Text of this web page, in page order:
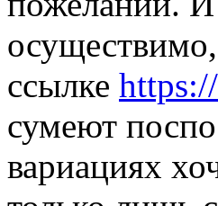
ссылке
сумеют
вариациях